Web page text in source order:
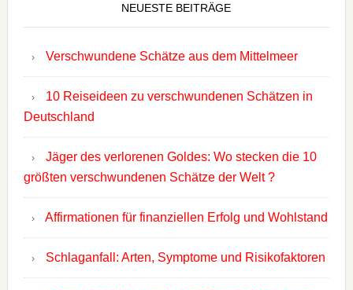
NEUESTE BEITRÄGE
Verschwundene Schätze aus dem Mittelmeer
10 Reiseideen zu verschwundenen Schätzen in
Deutschland
Jäger des verlorenen Goldes: Wo stecken die 10
größten verschwundenen Schätze der Welt ?
Affirmationen für finanziellen Erfolg und Wohlstand
Schlaganfall: Arten, Symptome und Risikofaktoren